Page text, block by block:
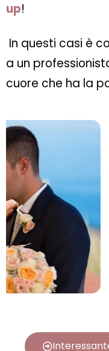
up!
In questi casi è
a un
cuore che ha la